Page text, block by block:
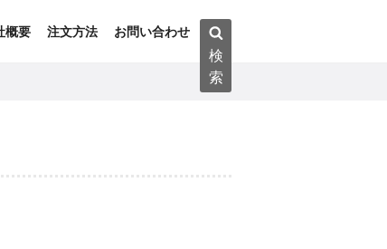
概要 注文方法 お問い合わせ
検
索:
検
索